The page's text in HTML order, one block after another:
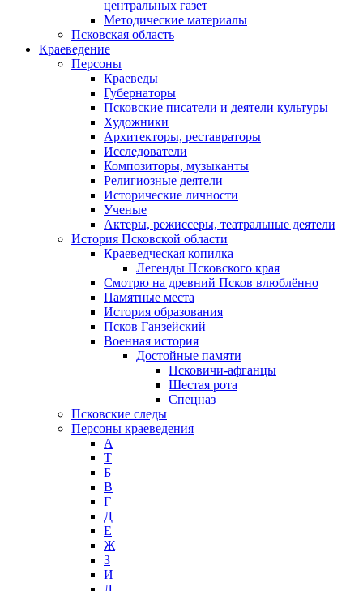
центральных газет
Методические материалы
Псковская область
Краеведение
Персоны
Краеведы
Губернаторы
Псковские писатели и деятели культуры
Художники
Архитекторы, реставраторы
Исследователи
Композиторы, музыканты
Религиозные деятели
Исторические личности
Ученые
Актеры, режиссеры, театральные деятели
История Псковской области
Краеведческая копилка
Легенды Псковского края
Смотрю на древний Псков влюблённо
Памятные места
История образования
Псков Ганзейский
Военная история
Достойные памяти
Псковичи-афганцы
Шестая рота
Спецназ
Псковские следы
Персоны краеведения
А
T
Б
В
Г
Д
Е
Ж
З
И